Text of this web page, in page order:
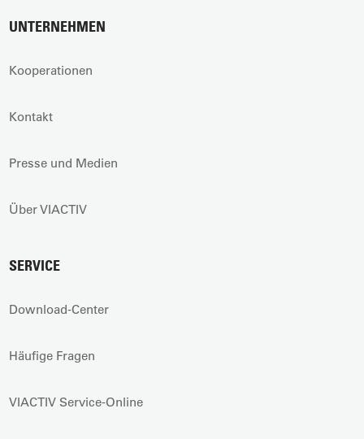
UNTERNEHMEN
Kooperationen
Kontakt
Presse und Medien
Über VIACTIV
SERVICE
Download-Center
Häufige Fragen
VIACTIV Service-Online